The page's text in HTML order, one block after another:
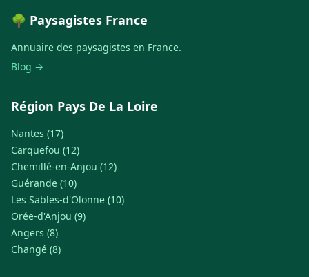
🌳 Paysagistes France
Annuaire des paysagistes en France.
Blog →
Région Pays De La Loire
Nantes (17)
Carquefou (12)
Chemillé-en-Anjou (12)
Guérande (10)
Les Sables-d'Olonne (10)
Orée-d'Anjou (9)
Angers (8)
Changé (8)